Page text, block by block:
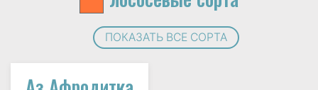
ПОКАЗАТЬ ВСЕ СОРТА